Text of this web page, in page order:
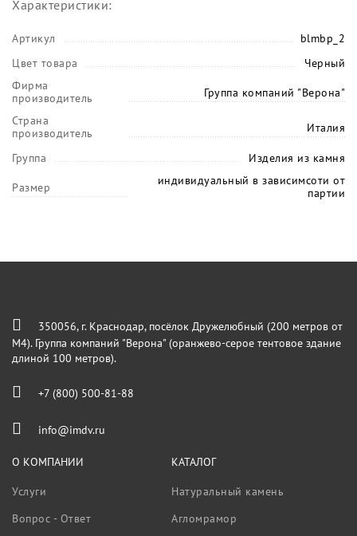
Характеристики:
Артикул
blmbp_2
Цвет товара
Черный
Фирма
производитель
Группа компаний "Верона"
Страна
производитель
Италия
Группа Изделия из камня
Размер
индивидуальный в зависимсоти от
партии
350056, г. Краснодар, посёлок Дружелюбный (200 метров от
М4). Группа компаний "Верона" (оранжево-серое тентовое здание
длиной 100 метров).
+7 (800) 500-81-88
info@imdv.ru
О КОМПАНИИ
Услуги
Вопрос - Ответ
КАТАЛОГ
Натуральный камень
Агломрамор